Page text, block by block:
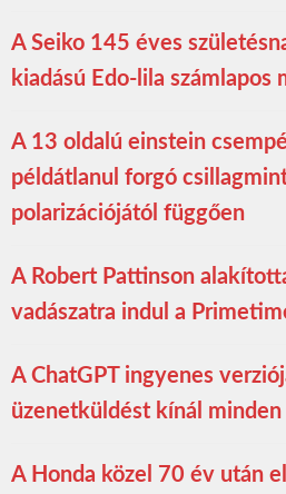
A Seiko 145 éves
kiadású Edo-lila számlapos
A 13 oldalú einstein
példátlanul forgó
polarizációjától függően
A Robert Pattinson
vadászatra indul a
A ChatGPT ingyenes
üzenetküldést kínál minden
A Honda közel 70 év után